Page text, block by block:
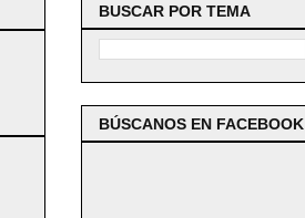
BUSCAR POR TEMA
BÚSCANOS EN FACEBOOK